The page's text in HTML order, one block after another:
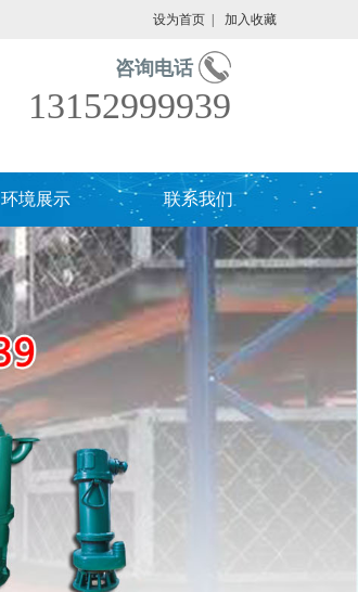
设为首页 加入收藏
咨询电话
13152999939
环境展示 联系我们